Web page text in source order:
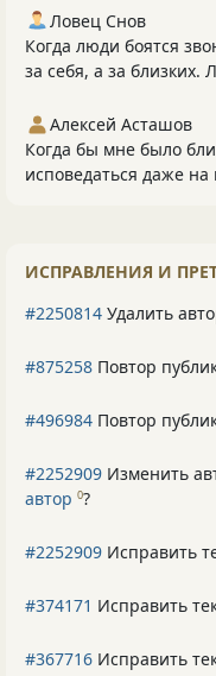
Ловец Снов
Когда люди боятся
за себя, а за близких.
Алексей Асташов
Когда бы мне было
исповедаться даже
ИСПРАВЛЕНИЯ И
#2250814 Удалить
#875258 Повтор
#496984 Повтор
#2252909 Изменить
автор 0?
#2252909 Исправить
#374171 Исправить
#367716 Исправить